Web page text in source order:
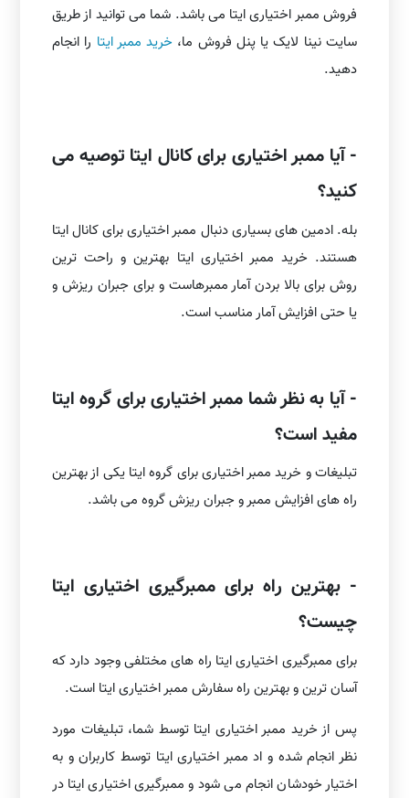
فروش ممبر اختیاری ایتا می باشد. شما می توانید از طریق
سایت نینا لایک یا پنل فروش ما، خرید ممبر ایتا را انجام
دهید.
- آیا ممبر اختیاری برای کانال ایتا توصیه می
کنید؟
بله. ادمین های بسیاری دنبال ممبر اختیاری برای کانال ایتا
هستند. خرید ممبر اختیاری ایتا بهترین و راحت ترین
روش برای بالا بردن آمار ممبرهاست و برای جبران ریزش و
یا حتی افزایش آمار مناسب است.
- آیا به نظر شما ممبر اختیاری برای گروه ایتا
مفید است؟
تبلیغات و خرید ممبر اختیاری برای گروه ایتا یکی از بهترین
راه های افزایش ممبر و جبران ریزش گروه می باشد.
- بهترین راه برای ممبرگیری اختیاری ایتا
چیست؟
برای ممبرگیری اختیاری ایتا راه های مختلفی وجود دارد که
آسان ترین و بهترین راه سفارش ممبر اختیاری ایتا است.
پس از خرید ممبر اختیاری ایتا توسط شما، تبلیغات مورد
نظر انجام شده و اد ممبر اختیاری ایتا توسط کاربران و به
اختیار خودشان انجام می شود و ممبرگیری اختیاری ایتا در